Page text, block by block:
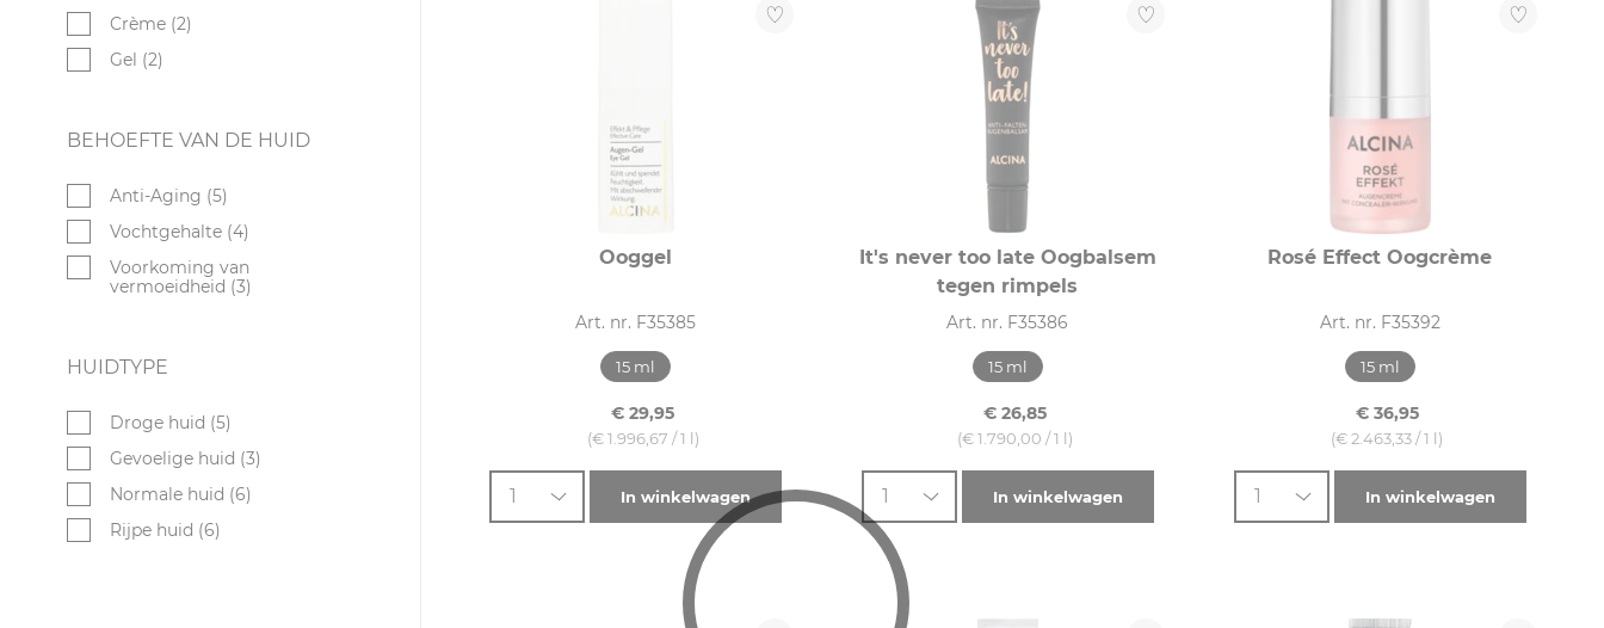
Crème (2)
Gel (2)
BEHOEFTE VAN DE HUID
Anti-Aging (5)
Vochtgehalte (4)
Voorkoming van
vermoeidheid (3)
HUIDTYPE
Droge huid (5)
Gevoelige huid (3)
Normale huid (6)
Rijpe huid (6)
Ooggel
Art. nr. F35385
15 ml
€ 29,95
(€ 1.996,67 / 1 l)
1 In winkelwagen
It's never too late Oogbalsem
tegen rimpels
Art. nr. F35386
15 ml
€ 26,85
(€ 1.790,00 / 1 l)
1 In winkelwagen
Rosé Effect Oogcrème
Art. nr. F35392
15 ml
€ 36,95
(€ 2.463,33 / 1 l)
1 In winkelwagen